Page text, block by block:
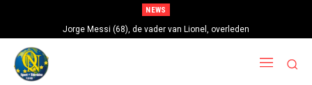
NEWS
Jorge Messi (68), de vader van Lionel, overleden